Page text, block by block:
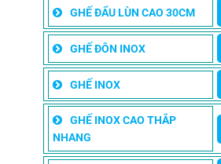
GHẾ ĐẨU LÙN CAO 30CM
GHẾ ĐÔN INOX
GHẾ INOX
GHẾ INOX CAO THẮP
NHANG